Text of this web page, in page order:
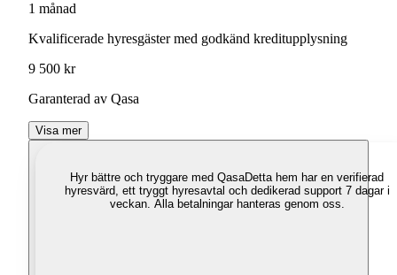
1 månad
Kvalificerade hyresgäster med godkänd kreditupplysning
9 500 kr
Garanterad av Qasa
Visa mer
Hyr bättre och tryggare med QasaDetta hem har en verifierad
hyresvärd, ett tryggt hyresavtal och dedikerad support 7 dagar i
veckan. Alla betalningar hanteras genom oss.